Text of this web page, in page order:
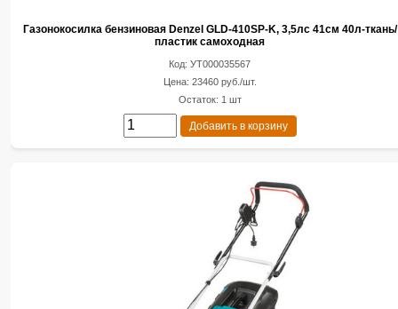
Газонокосилка бензиновая Denzel GLD-410SP-K, 3,5лс 41см 40л-ткань/
пластик самоходная
Код: УТ000035567
Цена: 23460 руб./шт.
Остаток: 1 шт
Добавить в корзину